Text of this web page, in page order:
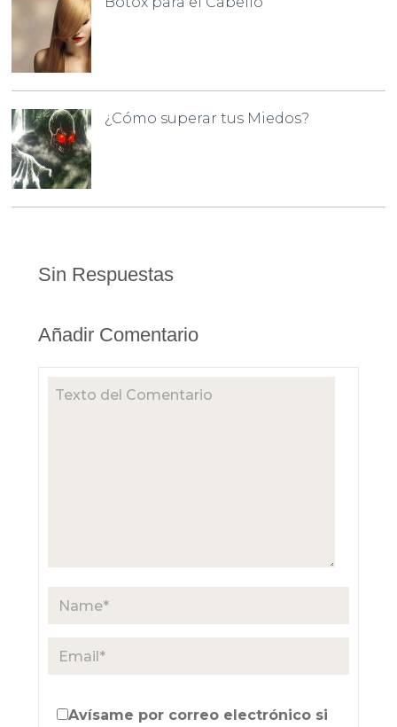
¿Cómo superar tus Miedos?
Sin Respuestas
Añadir Comentario
Avísame por correo electrónico si